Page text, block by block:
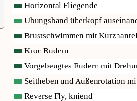
Horizontal Fliegende
Übungsband überkopf
Brustschwimmen mit
Kroc Rudern
Vorgebeugtes Rudern mit
Seitheben und Außenrotation
Reverse Fly, kniend